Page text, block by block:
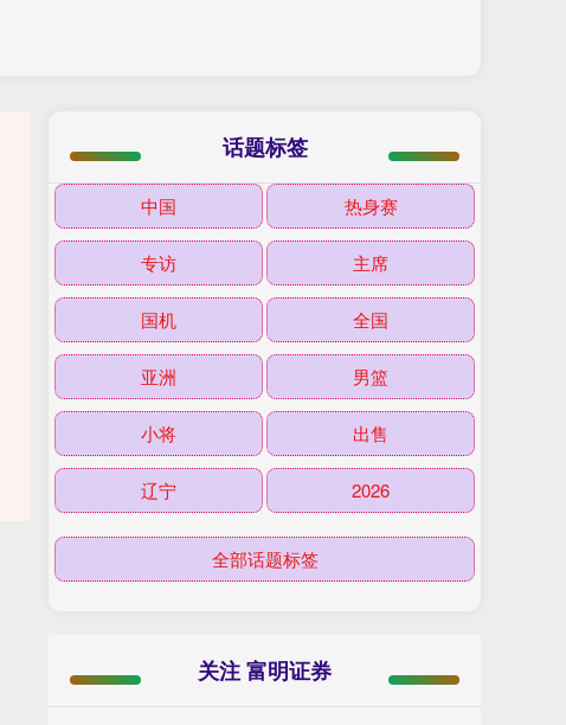
话题标签
中国 热身赛
专访 主席
国机 全国
亚洲 男篮
小将 出售
辽宁 2026
全部话题标签
关注 富明证券